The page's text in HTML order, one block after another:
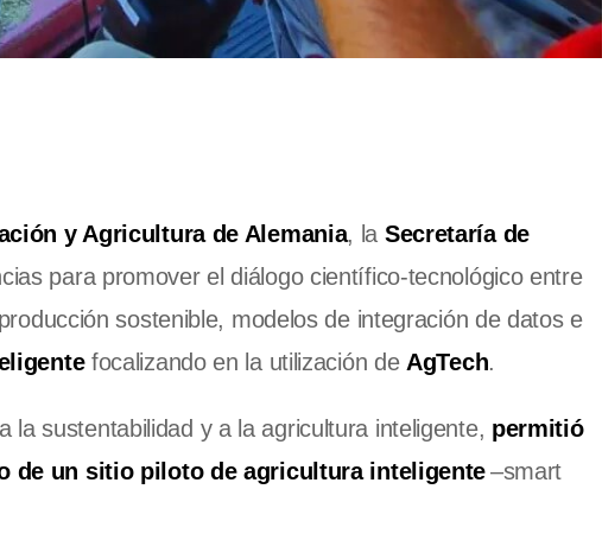
y Agricultura de Alemania, la Secretaría de
para promover el diálogo científico-tecnológico entre
sostenible, modelos de integración de datos e
focalizando en la utilización deAgTech.
la sustentabilidad y a la agricultura inteligente, permitió
de un sitio piloto de agricultura inteligente–smart